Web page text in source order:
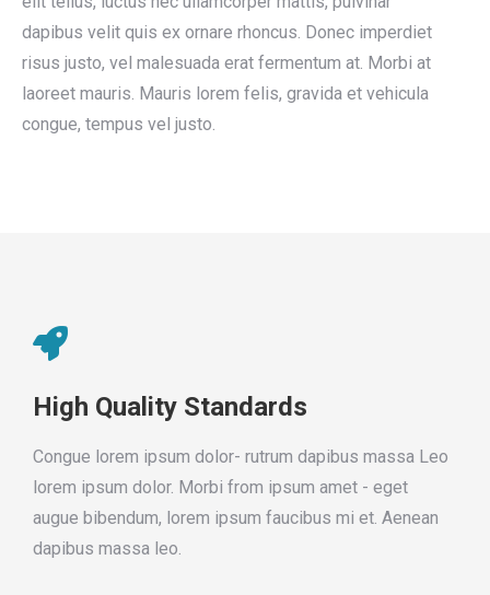
dapibus velit quis ex ornare rhoncus. Donec imperdiet
risus justo, vel malesuada erat fermentum at. Morbi at
laoreet mauris. Mauris lorem felis, gravida et vehicula
congue, tempus vel justo.
High Quality Standards
Congue lorem ipsum dolor- rutrum dapibus massa Leo
lorem ipsum dolor. Morbi from ipsum amet - eget
augue bibendum, lorem ipsum faucibus mi et. Aenean
dapibus massa leo.